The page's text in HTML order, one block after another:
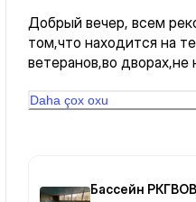
Добрый вечер, всем
том,что находится на
ветеранов,во
(имеется инвентарь для
Daha çox oxu
Бассейн РКГВОВ